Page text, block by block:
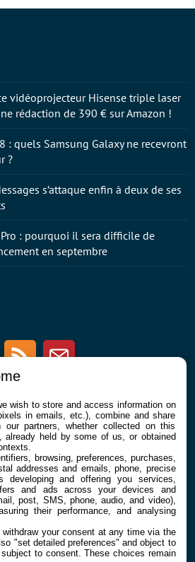
Youtube RSS Newsletter
À PROPOS
Contact
vidéoprojecteur Hisense triple laser
rédaction de 390 € sur Amazon !
: quels Samsung Galaxy ne recevront
?
s’attaque enfin à deux de ses
: pourquoi il sera difficile de
en septembre
wish to store and access information on
in emails, etc.), combine and share
our partners, whether collected on this
already held by some of us, or obtained
browsing, preferences, purchases,
addresses and emails, phone, precise
developing and offering you services,
and ads across your devices and
post, SMS, phone, audio, and video),
their performance, and analysing
your consent at any time via the
"set detailed preferences" and object to
to consent. These choices remain